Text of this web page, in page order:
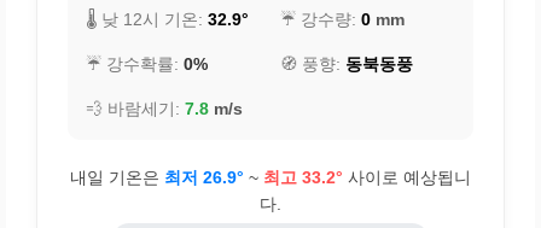
🌡️ 낮 12시 기온: 32.9° ☔ 강수량: 0 mm
☔ 강수확률: 0% 🧭 풍향: 동북동풍
💨 바람세기: 7.8 m/s
내일 기온은 최저 26.9° ~ 최고 33.2° 사이로 예상됩니
다.